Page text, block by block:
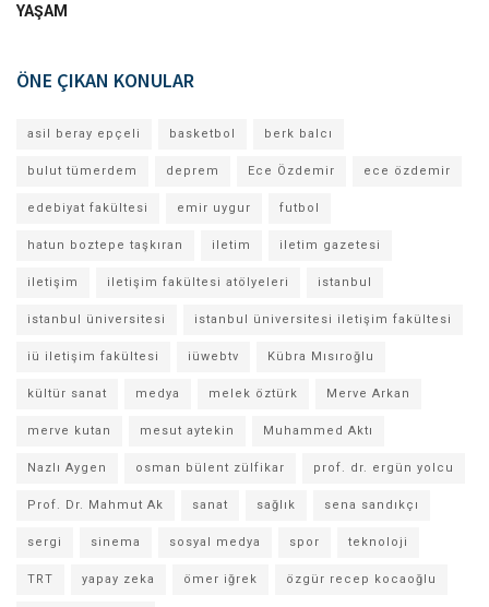
YAŞAM
ÖNE ÇIKAN KONULAR
asil beray epçeli basketbol berk balcı
bulut tümerdem deprem Ece Özdemir ece özdemir
edebiyat fakültesi emir uygur futbol
hatun boztepe taşkıran iletim iletim gazetesi
iletişim iletişim fakültesi atölyeleri istanbul
istanbul üniversitesi istanbul üniversitesi iletişim fakültesi
iü iletişim fakültesi iüwebtv Kübra Mısıroğlu
kültür sanat medya melek öztürk Merve Arkan
merve kutan mesut aytekin Muhammed Aktı
Nazlı Aygen osman bülent zülfikar prof. dr. ergün yolcu
Prof. Dr. Mahmut Ak sanat sağlık sena sandıkçı
sergi sinema sosyal medya spor teknoloji
TRT yapay zeka ömer iğrek özgür recep kocaoğlu